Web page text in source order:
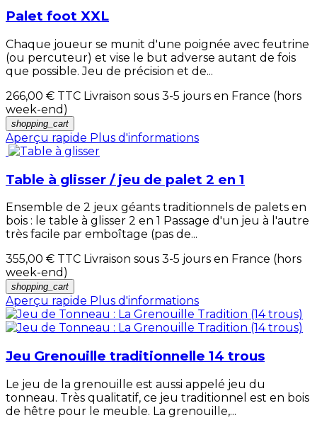
Palet foot XXL
Chaque joueur se munit d'une poignée avec feutrine
(ou percuteur) et vise le but adverse autant de fois
que possible. Jeu de précision et de...
266,00 € TTC Livraison sous 3-5 jours en France (hors
week-end)
shopping_cart
Aperçu rapide Plus d'informations
Table à glisser / jeu de palet 2 en 1
Ensemble de 2 jeux géants traditionnels de palets en
bois : le table à glisser 2 en 1 Passage d'un jeu à l'autre
très facile par emboîtage (pas de...
355,00 € TTC Livraison sous 3-5 jours en France (hors
week-end)
shopping_cart
Aperçu rapide Plus d'informations
Jeu Grenouille traditionnelle 14 trous
Le jeu de la grenouille est aussi appelé jeu du
tonneau. Très qualitatif, ce jeu traditionnel est en bois
de hêtre pour le meuble. La grenouille,...